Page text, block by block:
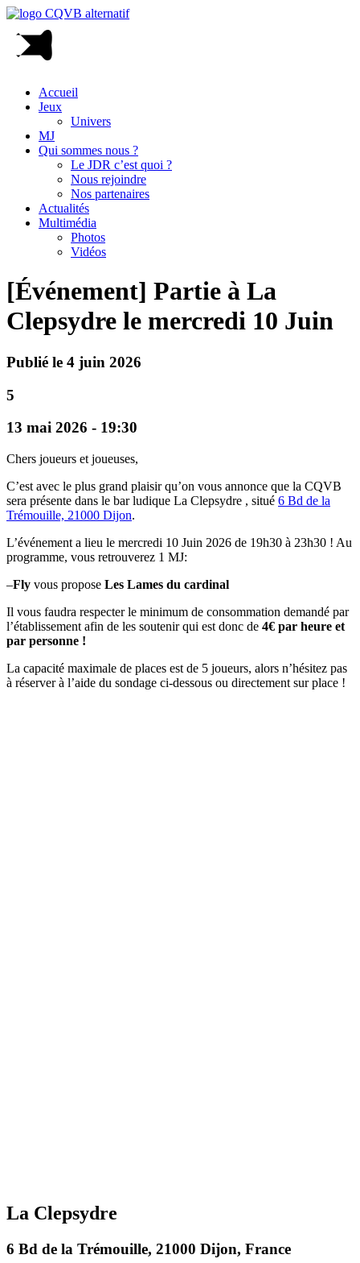
Accueil
Jeux
Univers
MJ
Qui sommes nous ?
Le JDR c’est quoi ?
Nous rejoindre
Nos partenaires
Actualités
Multimédia
Photos
Vidéos
[Événement] Partie à La
Clepsydre le mercredi 10 Juin
Publié le 4 juin 2026
5
13 mai 2026 - 19:30
Chers joueurs et joueuses,
C’est avec le plus grand plaisir qu’on vous annonce que la CQVB
sera présente dans le bar ludique La Clepsydre , situé 6 Bd de la
Trémouille, 21000 Dijon.
L’événement a lieu le mercredi 10 Juin 2026 de 19h30 à 23h30 ! Au
programme, vous retrouverez 1 MJ:
–Fly vous propose Les Lames du cardinal
Il vous faudra respecter le minimum de consommation demandé par
l’établissement afin de les soutenir qui est donc de 4€ par heure et
par personne !
La capacité maximale de places est de 5 joueurs, alors n’hésitez pas
à réserver à l’aide du sondage ci-dessous ou directement sur place !
La Clepsydre
6 Bd de la Trémouille, 21000 Dijon, France